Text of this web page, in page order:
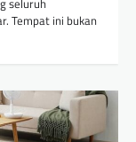
Tempat ini bukan